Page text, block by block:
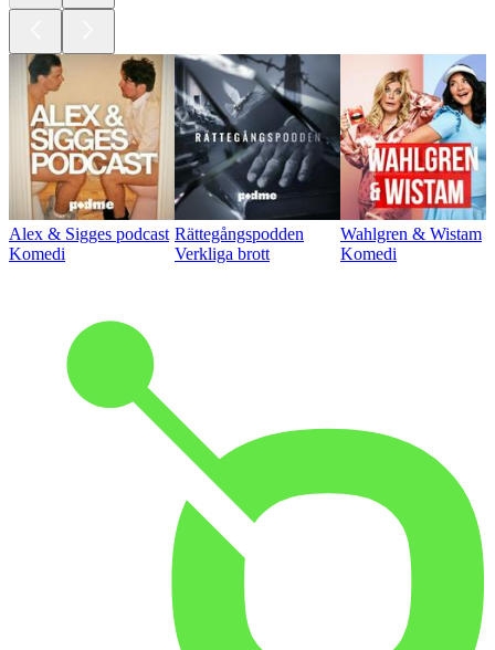
Alex & Sigges podcast
Komedi
Rättegångspodden
Verkliga brott
Wahlgren & Wistam
Komedi